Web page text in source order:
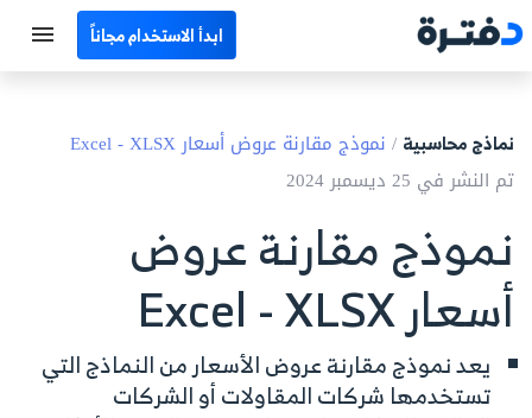
ابدأ الاستخدام مجاناً
جميع الأقسام
حاسبات
مصطلحات محاسبية
البرامج
نماذج محاسبية / نموذج مقارنة عروض أسعار Excel - XLSX
تم النشر في 25 ديسمبر 2024
نموذج مقارنة عروض
أسعار Excel - XLSX
يعد نموذج مقارنة عروض الأسعار من النماذج التي
تستخدمها شركات المقاولات أو الشركات